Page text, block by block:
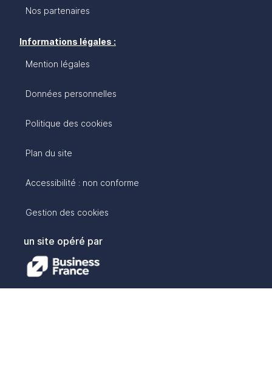
Nos partenaires
Informations légales :
Mention légales
Données personnelles
Politique des cookies
Plan du site
Accessibilité : non conforme
Gestion des cookies
un site opéré par
avec :